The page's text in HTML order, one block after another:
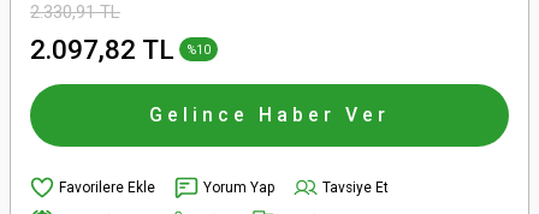
2.330,91 TL
2.097,82 TL %10
Gelince Haber Ver
Yorum Yap
Tavsiye Et